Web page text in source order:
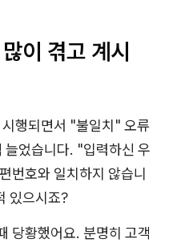
이 겪고 계시
행되면서 "불일치" 오류
늘었습니다. "입력하신 우
번호와 일치하지 않습니
있으시죠?
당황했어요. 분명히 고객